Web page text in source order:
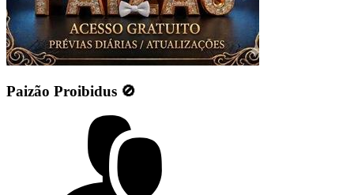
Paizão Proibidus 🚫